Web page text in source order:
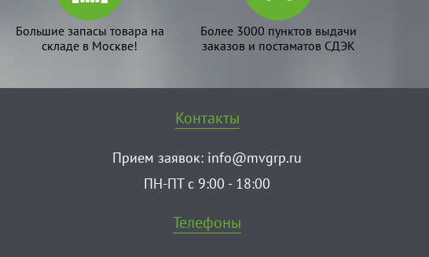
Большие запасы товара на
складе в Москве!
Более 3000 пунктов выдачи
заказов и постаматов СДЭК
Контакты
Прием заявок: info@mvgrp.ru
ПН-ПТ с 9:00 - 18:00
Телефоны